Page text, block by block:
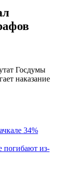
Госдумы
наказание
34%
погибают из-